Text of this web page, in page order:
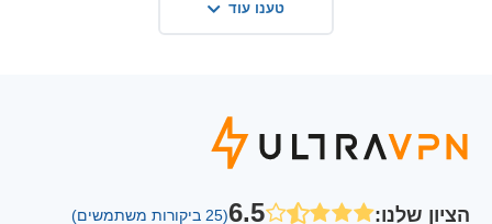
טענו עוד
הציון שלנו:
6.5(25 ביקורות משתמשים)